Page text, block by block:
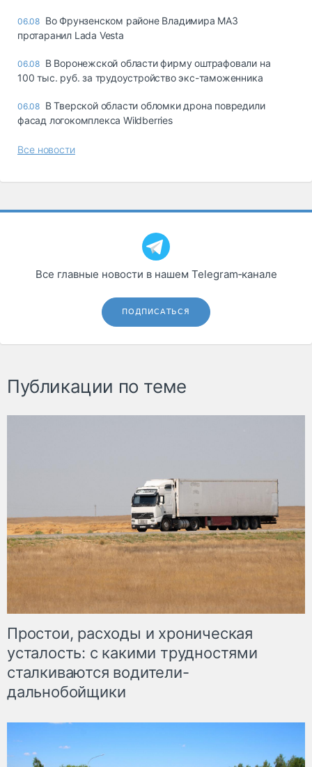
06.08 Во Фрунзенском районе Владимира МАЗ
протаранил Lada Vesta
06.08 В Воронежской области фирму оштрафовали на
100 тыс. руб. за трудоустройство экс-таможенника
06.08 В Тверской области обломки дрона повредили
фасад логокомплекса Wildberries
Все новости
Все главные новости в нашем Telegram‑канале
ПОДПИСАТЬСЯ
Публикации по теме
Простои, расходы и хроническая
усталость: с какими трудностями
сталкиваются водители-
дальнобойщики